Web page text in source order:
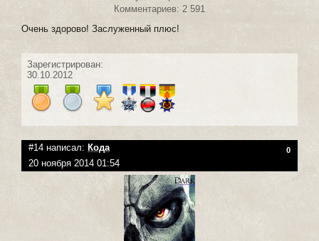
Комментариев: 2 591
Очень здорово! Заслуженный плюс!
Зарегистрирован:
30.10.2012
#14 написал: Кода 0
20 ноября 2014 01:54